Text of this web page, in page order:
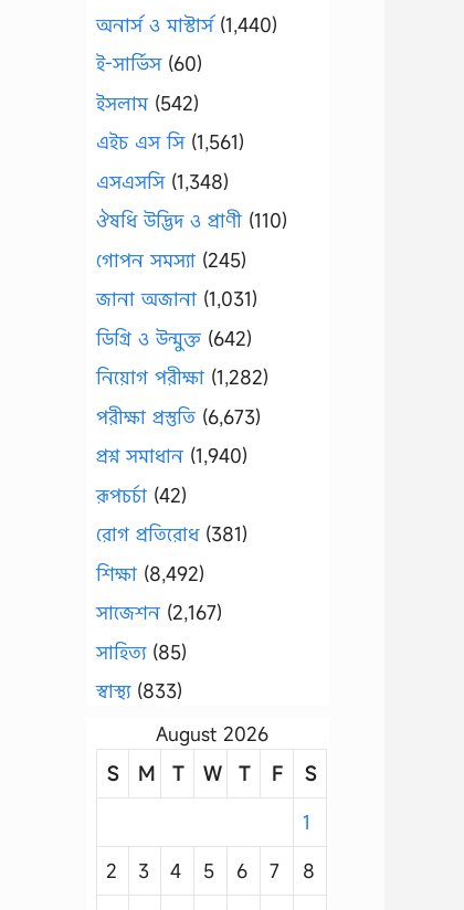
অনার্স ও মাস্টার্স(1,440)
ই-সার্ভিস(60)
ইসলাম(542)
এইচ এস সি(1,561)
এসএসসি(1,348)
ঔষধি উদ্ভিদ ও প্রাণী (110)
গোপন সমস্যা (245)
জানা অজানা (1,031)
ডিগ্রি ও উন্মুক্ত (642)
নিয়োগ পরীক্ষা (1,282)
পরীক্ষা প্রস্তুতি (6,673)
প্রশ্ন সমাধান (1,940)
রূপচর্চা (42)
রোগ প্রতিরোধ(381)
শিক্ষা (8,492)
সাজেশন (2,167)
সাহিত্য(85)
স্বাস্থ্য(833)
August 2026
S
M T W T F
S
1
2
3 4 5 6 7
8